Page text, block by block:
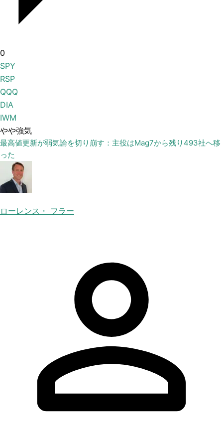
0
SPY
RSP
QQQ
DIA
IWM
やや強気
最高値更新が弱気論を切り崩す：主役はMag7から残り493社へ移
った
ローレンス・ フラー